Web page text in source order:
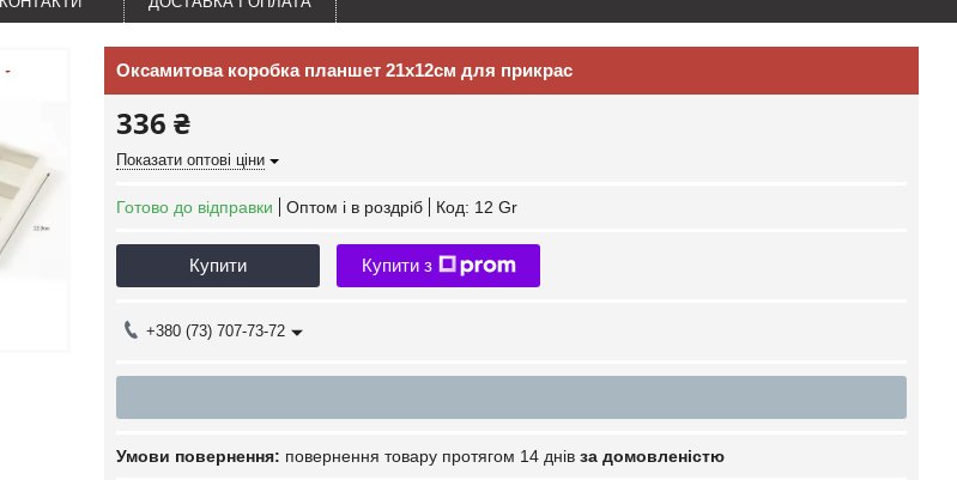
Оксамитова коробка планшет 21х12см для прикрас
336 ₴
Показати оптові ціни
Готово до відправки Оптом і в роздріб Код: 12 Gr
Купити Купити з
+380 (73) 707-73-72
повернення товару протягом 14 днів за домовленістю